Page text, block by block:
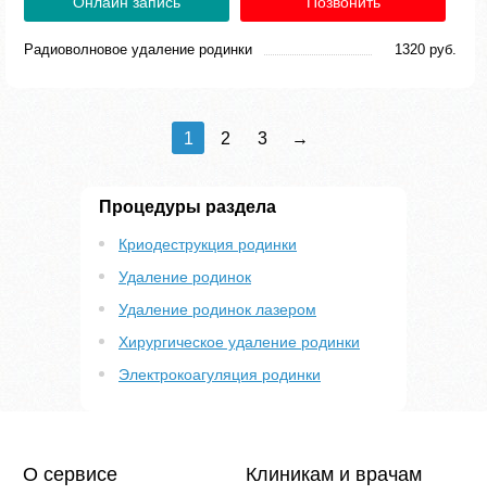
Радиоволновое удаление родинки 1320 руб.
1 2 3 →
Процедуры раздела
Криодеструкция родинки
Удаление родинок
Удаление родинок лазером
Хирургическое удаление родинки
Электрокоагуляция родинки
О сервисе Клиникам и врачам